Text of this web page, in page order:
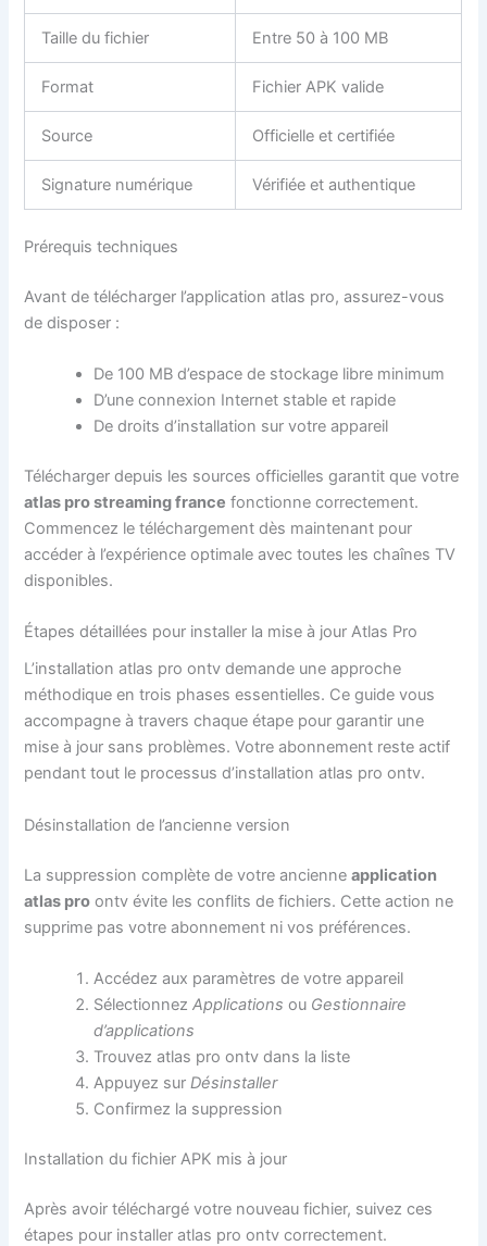
Taille du fichier Entre 50 à 100 MB
Format Fichier APK valide
Source Officielle et certifiée
Signature numérique Vérifiée et authentique
Prérequis techniques
Avant de télécharger l’application atlas pro, assurez-vous
de disposer :
De 100 MB d’espace de stockage libre minimum
D’une connexion Internet stable et rapide
De droits d’installation sur votre appareil
Télécharger depuis les sources officielles garantit que votre
atlas pro streaming france fonctionne correctement.
Commencez le téléchargement dès maintenant pour
accéder à l’expérience optimale avec toutes les chaînes TV
disponibles.
Étapes détaillées pour installer la mise à jour Atlas Pro
L’installation atlas pro ontv demande une approche
méthodique en trois phases essentielles. Ce guide vous
accompagne à travers chaque étape pour garantir une
mise à jour sans problèmes. Votre abonnement reste actif
pendant tout le processus d’installation atlas pro ontv.
Désinstallation de l’ancienne version
La suppression complète de votre ancienneapplication
atlas pro ontv évite les conflits de fichiers. Cette action ne
supprime pas votre abonnement ni vos préférences.
Accédez aux paramètres de votre appareil
SélectionnezApplications ou Gestionnaire
d’applications
Trouvez atlas pro ontv dans la liste
Appuyez surDésinstaller
Confirmez la suppression
Installation du fichier APK mis à jour
Après avoir téléchargé votre nouveau fichier, suivez ces
étapes pour installer atlas pro ontv correctement.